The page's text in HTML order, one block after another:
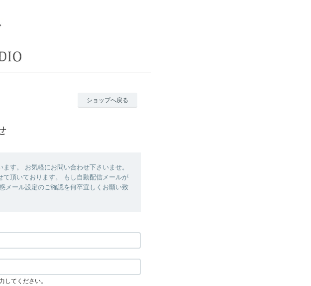
ショップへ戻る
す。 お気軽にお問い合わせ下さいませ。
頂いております。 もし自動配信メールが
メール設定のご確認を何卒宜しくお願い致
してください。